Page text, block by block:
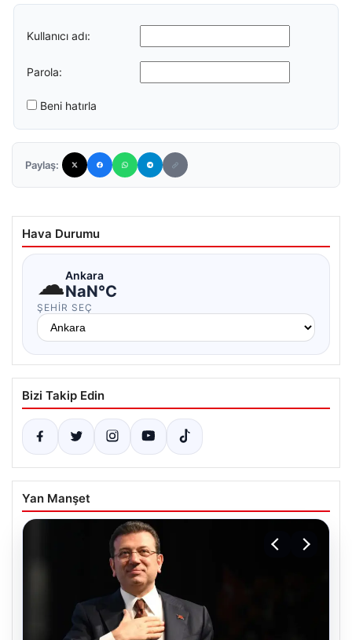
Kullanıcı adı:
Parola:
Beni hatırla
Paylaş:
Hava Durumu
☁Ankara
NaN°C
ŞEHIR SEÇ
Bizi Takip Edin
Yan Manşet